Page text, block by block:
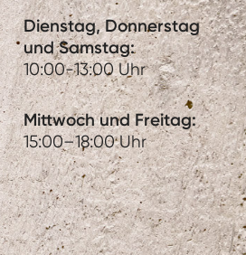
Dienstag, Donnerstag
und Samstag:
10:00-13:00 Uhr
Mittwoch und Freitag:
15:00–18:00 Uhr